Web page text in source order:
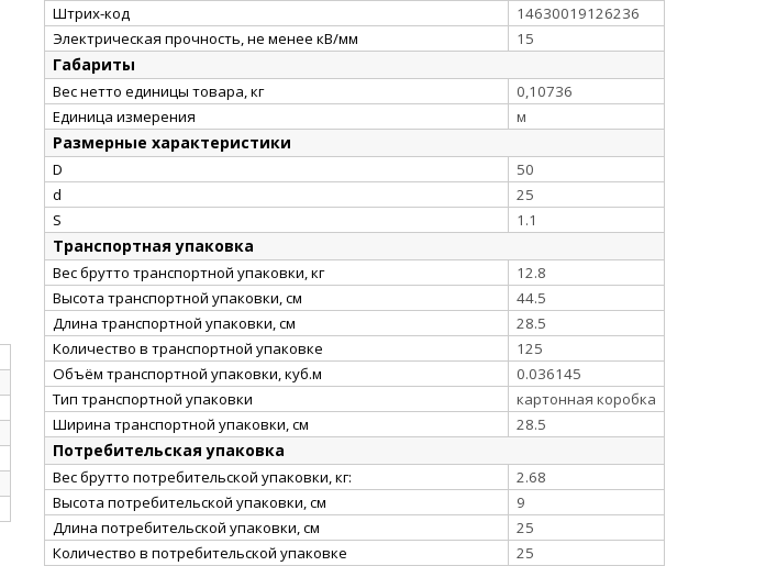
Штрих-код
14630019126236
Электрическая прочность, не менее кВ/мм
15
Габариты
Вес нетто единицы товара, кг
0,10736
Единица измерения
м
Размерные характеристики
D
50
d
25
S
1.1
Транспортная упаковка
Вес брутто транспортной упаковки, кг
12.8
Высота транспортной упаковки, см
44.5
Длина транспортной упаковки, см
28.5
Количество в транспортной упаковке
125
Объём транспортной упаковки, куб.м
0.036145
Тип транспортной упаковки
картонная коробка
Ширина транспортной упаковки, см
28.5
Потребительская упаковка
Вес брутто потребительской упаковки, кг:
2.68
Высота потребительской упаковки, см
9
Длина потребительской упаковки, см
25
Количество в потребительской упаковке
25